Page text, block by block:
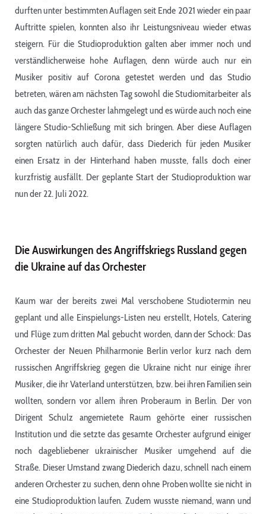
durften unter bestimmten Auflagen seit Ende 2021 wieder ein paar
Auftritte spielen, konnten also ihr Leistungsniveau wieder etwas
steigern. Für die Studioproduktion galten aber immer noch und
verständlicherweise hohe Auflagen, denn würde auch nur ein
Musiker positiv auf Corona getestet werden und das Studio
betreten, wären am nächsten Tag sowohl die Studiomitarbeiter als
auch das ganze Orchester lahmgelegt und es würde auch noch eine
längere Studio-Schließung mit sich bringen. Aber diese Auflagen
sorgten natürlich auch dafür, dass Diederich für jeden Musiker
einen Ersatz in der Hinterhand haben musste, falls doch einer
kurzfristig ausfällt. Der geplante Start der Studioproduktion war
nun der 22. Juli 2022.
Die Auswirkungen des Angriffskriegs Russland gegen
die Ukraine auf das Orchester
Kaum war der bereits zwei Mal verschobene Studiotermin neu
geplant und alle Einspielungs-Listen neu erstellt, Hotels, Catering
und Flüge zum dritten Mal gebucht worden, dann der Schock: Das
Orchester der Neuen Philharmonie Berlin verlor kurz nach dem
russischen Angriffskrieg gegen die Ukraine nicht nur einige ihrer
Musiker, die ihr Vaterland unterstützen, bzw. bei ihren Familien sein
wollten, sondern vor allem ihren Proberaum in Berlin. Der von
Dirigent Schulz angemietete Raum gehörte einer russischen
Institution und die setzte das gesamte Orchester aufgrund einiger
noch dagebliebener ukrainischer Musiker umgehend auf die
Straße. Dieser Umstand zwang Diederich dazu, schnell nach einem
anderen Orchester zu suchen, denn ohne Proben wollte sie nicht in
eine Studioproduktion laufen. Zudem wusste niemand, wann und